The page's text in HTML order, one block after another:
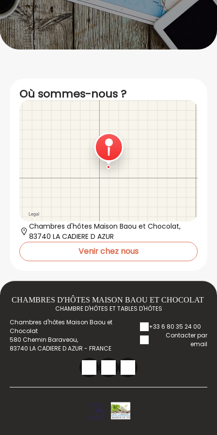
Où sommes-nous ?
Chambres d'hôtes Maison Baou et Chocolat,
83740 LA CADIERE D AZUR
Venir chez nous
CHAMBRES D'HÔTES MAISON BAOU ET CHOCOLAT
CHAMBRE D'HÔTES ET TABLES D'HÔTES
Chambres d'hôtes Maison Baou et
Chocolat
580 Chemin Baraveou,
83740 LA CADIERE D AZUR - FRANCE
+33 6 80 35 24 00
Contacter par
email